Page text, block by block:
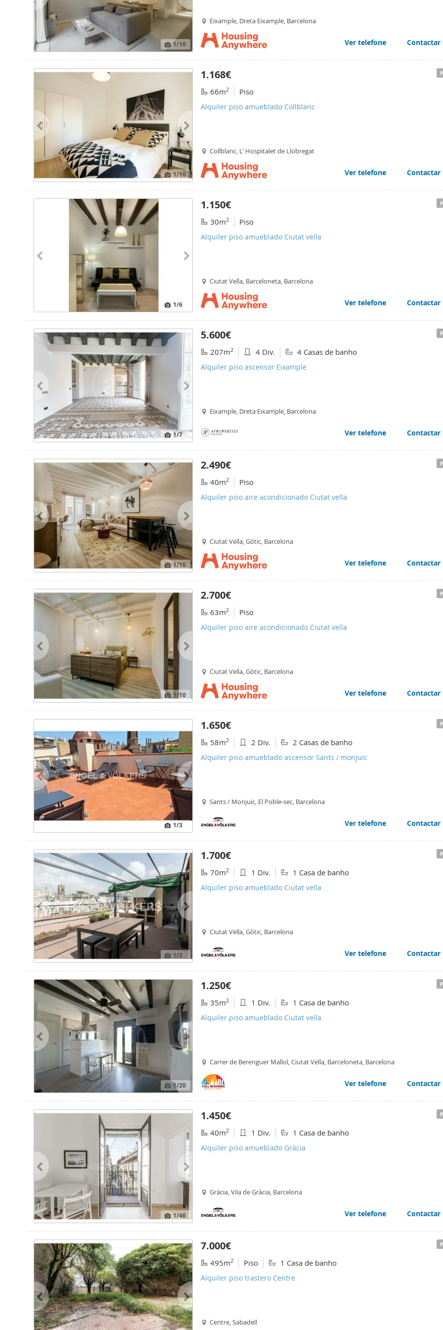
1/10
Eixample, Dreta Eixample, Barcelona
Ver telefone Contactar
1/10
1.168€
66m2 Piso
Alquiler piso amueblado Collblanc
Collblanc, L' Hospitalet de Llobregat
Ver telefone Contactar
1/6
1.150€
30m2 Piso
Alquiler piso amueblado Ciutat vella
Ciutat Vella, Barceloneta, Barcelona
Ver telefone Contactar
1/7
5.600€
207m2 4 Div. 4 Casas de banho
Alquiler piso ascensor Eixample
Eixample, Dreta Eixample, Barcelona
Ver telefone Contactar
1/10
2.490€
40m2 Piso
Alquiler piso aire acondicionado Ciutat vella
Ciutat Vella, Gòtic, Barcelona
Ver telefone Contactar
1/10
2.700€
63m2 Piso
Alquiler piso aire acondicionado Ciutat vella
Ciutat Vella, Gòtic, Barcelona
Ver telefone Contactar
1/3
1.650€
58m2 2 Div. 2 Casas de banho
Alquiler piso amueblado ascensor Sants / monjuïc
Sants / Monjuïc, El Poble-sec, Barcelona
Ver telefone Contactar
1/2
1.700€
70m2 1 Div. 1 Casa de banho
Alquiler piso amueblado Ciutat vella
Ciutat Vella, Gòtic, Barcelona
Ver telefone Contactar
1/20
1.250€
35m2 1 Div. 1 Casa de banho
Alquiler piso amueblado Ciutat vella
Carrer de Berenguer Mallol, Ciutat Vella, Barceloneta, Barcelona
Ver telefone Contactar
1/46
1.450€
40m2 1 Div. 1 Casa de banho
Alquiler piso amueblado Gràcia
Gràcia, Vila de Gràcia, Barcelona
Ver telefone Contactar
7.000€
495m2 Piso 1 Casa de banho
Alquiler piso trastero Centre
Centre, Sabadell